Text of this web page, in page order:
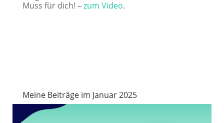
Muss für dich! –zum Video.
Meine Beiträge im Januar 2025